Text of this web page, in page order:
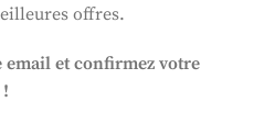
offres.
et confirmez votre